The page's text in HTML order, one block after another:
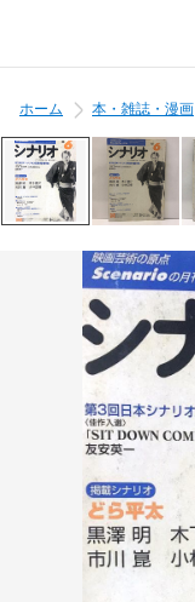
ホーム 本・雑誌・漫画